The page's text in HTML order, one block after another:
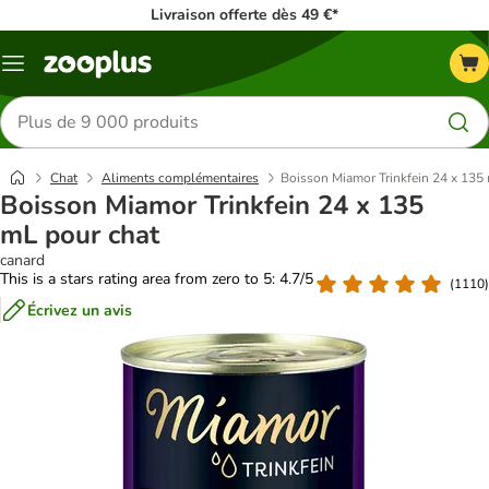
Livraison offerte dès 49 €*
Menu
Rechercher
des
produits
Chat Aliments complémentaires Boisson Miamor Trinkfein 24 x 135
Boisson Miamor Trinkfein 24 x 135
mL pour chat
canard
This is a stars rating area from zero to 5: 4.7/5
(1110)
Écrivez un avis